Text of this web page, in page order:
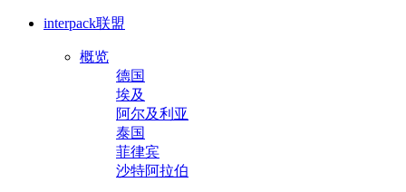
interpack联盟
概览
德国
埃及
阿尔及利亚
泰国
菲律宾
沙特阿拉伯